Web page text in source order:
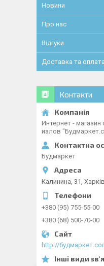
Новини
Про нас
Відгуки
Доставка та оплата
Контакти
Интернет -
иалов
Будмаркет
Калинина, 31,
+380 (95) 755-55-00
+380 (68) 500-70-00
http://